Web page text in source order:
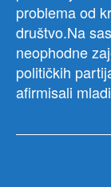
problema od
društvo.Na
neophodne
političkih
afirmisali